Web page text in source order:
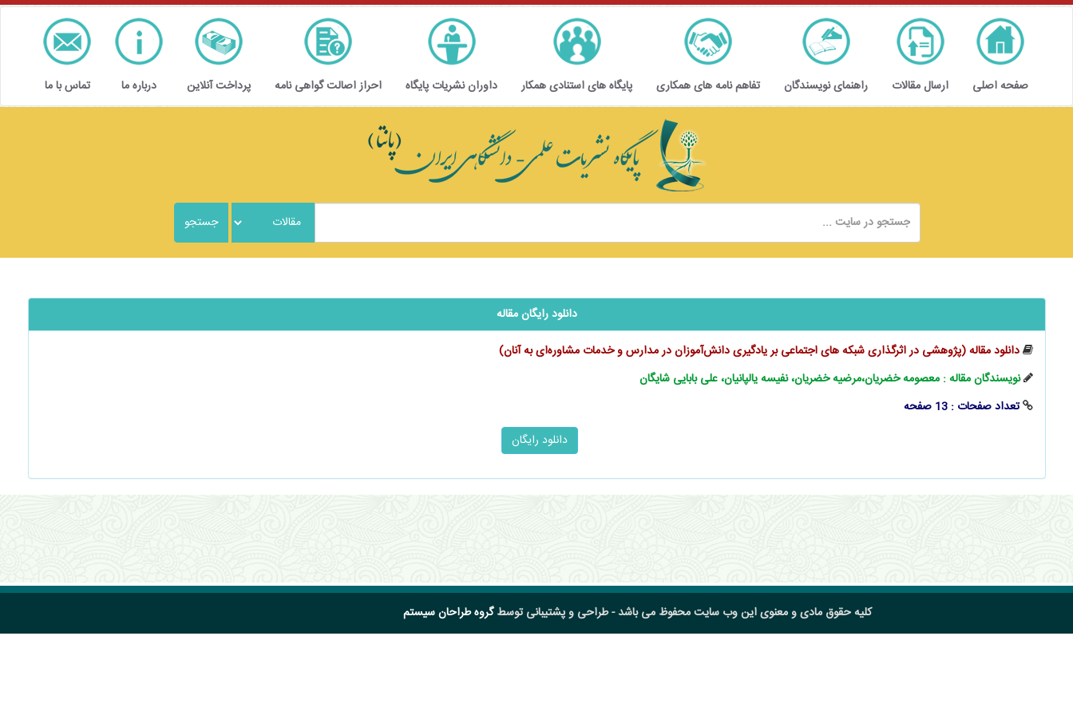
صفحه اصلی ارسال مقالات راهنمای نویسندگان تفاهم نامه های همکاری پایگاه های استنادی همکار داوران نشریات پایگاه احراز اصالت گواهی نامه پرداخت آنلاین درباره ما تماس با ما
دانلود رایگان مقاله
دانلود مقاله (پژوهشی در اثرگذاری شبکه‌ های اجتماعی بر یادگیری دانش‌آموزان در مدارس و خدمات مشاوره‌ای به آنان)
نویسندگان مقاله : معصومه خضریان،مرضیه خضریان، نفیسه یالپانیان، علی بابایی شایگان
تعداد صفحات : 13 صفحه
کلیه حقوق مادی و معنوی این وب سایت محفوظ می باشد - طراحی و پشتیبانی توسطگروه طراحان سیستم